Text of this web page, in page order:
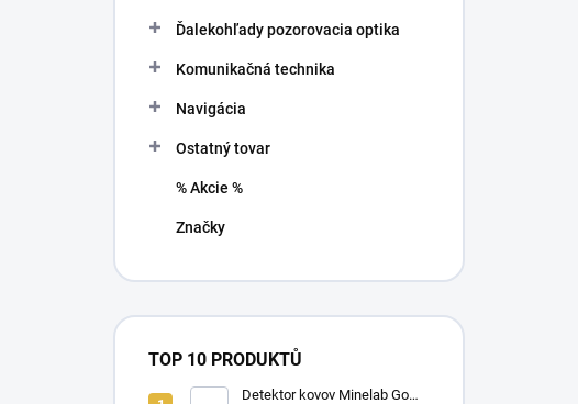
Ďalekohľady pozorovacia optika
Komunikačná technika
Navigácia
Ostatný tovar
% Akcie %
Značky
TOP 10 PRODUKTŮ
Detektor kovov Minelab Go